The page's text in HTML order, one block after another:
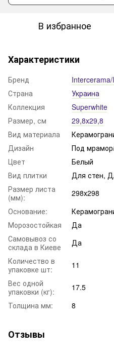
В избранное
Характеристики
Бренд
Страна
Украина
Коллекция
Superwhite
Размер, см
29,8х29,8
Вид материала
Дизайн
Под
Цвет
Белый
Вид плитки
Для стен,
Размер листа
(мм):
298х298
Основание:
Морозостойкая
Да
Самовывоз со
склада в Киеве
Да
Количество в
упаковке шт:
11
Вес одной
упаковки (кг):
17.5
Толщина мм:
8
Отзывы